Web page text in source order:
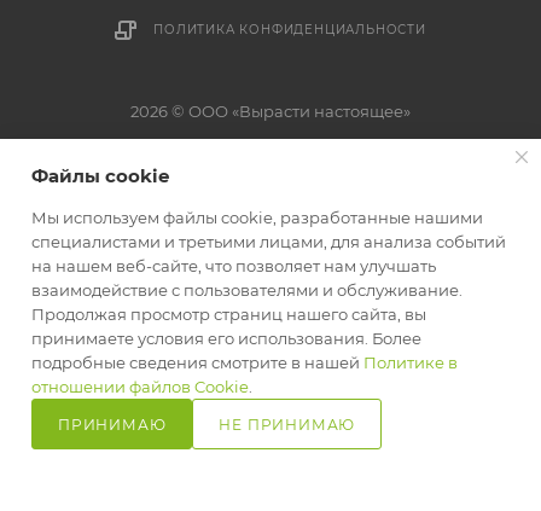
ПОЛИТИКА КОНФИДЕНЦИАЛЬНОСТИ
2026 © ООО «Вырасти настоящее»
Юридический адрес: 220118, г. Минск, ул. Машиностроителей 29А-3.
Свидетельство о государственной регистрации №0163387 от 27.05.2019 г.
выдано Минским горисполкомом. Зарегистрирован в Едином Торговом
реестре Республики Беларусь от 13.12.2024 за №737275. Оплата
осуществляется в форме наличного или безналичного расчета: ЕРИП, bePaid
Файлы cookie
Мы используем файлы cookie, разработанные нашими
специалистами и третьими лицами, для анализа событий
на нашем веб-сайте, что позволяет нам улучшать
взаимодействие с пользователями и обслуживание.
Продолжая просмотр страниц нашего сайта, вы
принимаете условия его использования. Более
подробные сведения смотрите в нашей Политике в
отношении файлов Cookie
ПРИНИМАЮ
НЕ ПРИНИМАЮ
Главная
Кабинет Корзина Избранные Сравнение